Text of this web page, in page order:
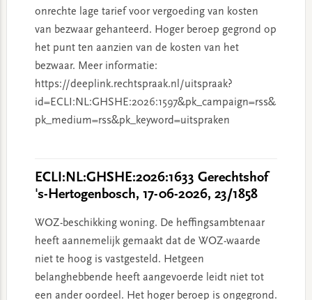
onrechte lage tarief voor vergoeding van kosten
van bezwaar gehanteerd. Hoger beroep gegrond op
het punt ten aanzien van de kosten van het
bezwaar. Meer informatie:
https://deeplink.rechtspraak.nl/uitspraak?
id=ECLI:NL:GHSHE:2026:1597&pk_campaign=rss&
pk_medium=rss&pk_keyword=uitspraken
ECLI:NL:GHSHE:2026:1633 Gerechtshof
's-Hertogenbosch, 17-06-2026, 23/1858
WOZ-beschikking woning. De heffingsambtenaar
heeft aannemelijk gemaakt dat de WOZ-waarde
niet te hoog is vastgesteld. Hetgeen
belanghebbende heeft aangevoerde leidt niet tot
een ander oordeel. Het hoger beroep is ongegrond.